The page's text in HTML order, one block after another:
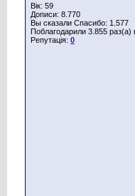
Вік: 59
Дописи: 8.770
Вы сказали Спасибо: 1.577
Поблагодарили 3.855
Репутація: 0